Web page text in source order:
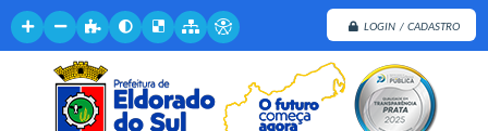
LOGIN / CADASTRO